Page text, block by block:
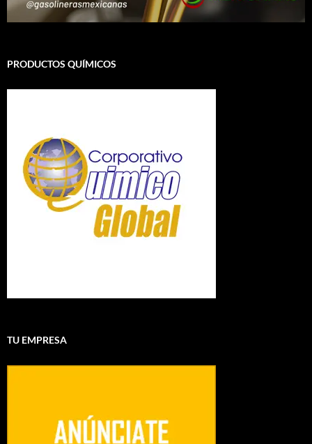
PRODUCTOS QUÍMICOS
TU EMPRESA